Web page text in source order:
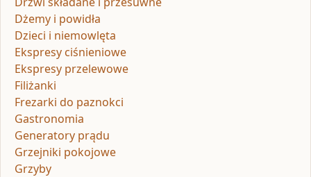
Dżemy i powidła
Dzieci i niemowlęta
Ekspresy ciśnieniowe
Ekspresy przelewowe
Filiżanki
Frezarki do paznokci
Gastronomia
Generatory prądu
Grzejniki pokojowe
Grzyby